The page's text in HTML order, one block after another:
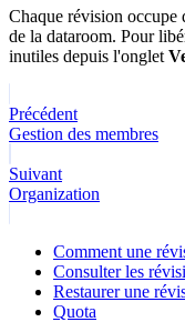
Chaque révision occupe
de la dataroom. Pour
inutiles depuis l'onglet
Précédent
Gestion des membres
Suivant
Organization
Comment une
Consulter les
Restaurer une
Quota